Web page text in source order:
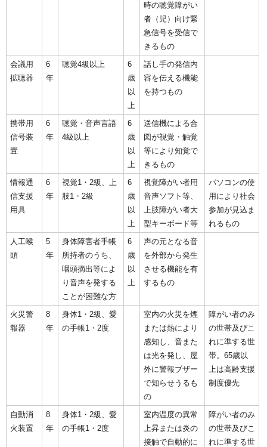
時の聴覚障がい
者（児）向け緊
急信号を受信で
きるもの
会議用
拡聴器
6
年
聴覚4級以上
6
歳
以
上
話し手の発信内
容を伝える機能
を持つもの
携帯用
信号装
置
6
年
聴覚・音声言語
4級以上
6
歳
以
上
送信機による合
図が視覚・触覚
等により知覚で
きるもの
情報通
信支援
用具
6
年
視覚1・2級、上
肢1・2級
6
歳
以
上
視覚障がい者用
音声ソフト等、
上肢障がい者大
型キーボード等
パソコンの使
用により社会
参加が見込ま
れるもの
人工喉
頭
5
年
身体障害者手帳
所持者のうち、
咽頭摘出等によ
り音声を発する
ことが困難な方
6
歳
以
上
声の元となる音
を外部から発生
させる機能を有
するもの
火災警
報器
8
年
身体1・2級、愛
の手帳1・2度
室内の火災を煙
または熱により
感知し、音また
は光を発し、屋
外に警報ブザー
で知らせうるも
の
障がい者のみ
の世帯及びこ
れに準する世
帯。65歳以
上は高齢支援
制度優先
自動消
火装置
8
年
身体1・2級、愛
の手帳1・2度
室内温度の異常
上昇または炎の
接触で自動的に
障がい者のみ
の世帯及びこ
れに準する世